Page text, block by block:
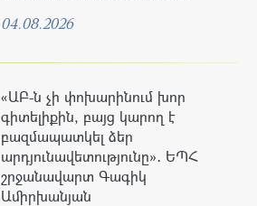
04.08.2026
«ԱԲ-ն չի փոխարինում խոր
գիտելիքին, բայց կարող է
բազմապատկել ձեր
արդյունավետությունը»․ ԵՊՀ
շրջանավարտ Գագիկ
Ամիրխանյան